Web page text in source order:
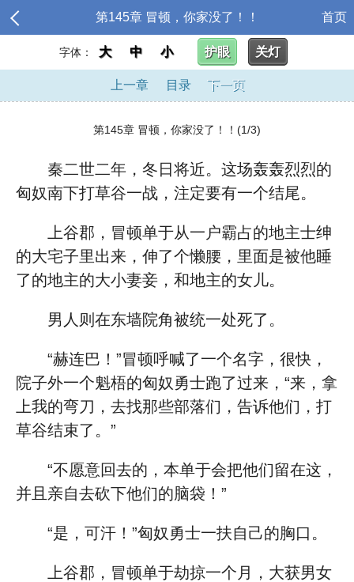
第145章 冒顿，你家没了！！ 首页
字体： 大 中 小 护眼 关灯
上一章 目录 下一页
第145章 冒顿，你家没了！！(1/3)
秦二世二年，冬日将近。这场轰轰烈烈的
匈奴南下打草谷一战，注定要有一个结尾。
上谷郡，冒顿单于从一户霸占的地主士绅
的大宅子里出来，伸了个懒腰，里面是被他睡
了的地主的大小妻妾，和地主的女儿。
男人则在东墙院角被统一处死了。
“赫连巴！”冒顿呼喊了一个名字，很快，
院子外一个魁梧的匈奴勇士跑了过来，“来，拿
上我的弯刀，去找那些部落们，告诉他们，打
草谷结束了。”
“不愿意回去的，本单于会把他们留在这，
并且亲自去砍下他们的脑袋！”
“是，可汗！”匈奴勇士一扶自己的胸口。
上谷郡，冒顿单于劫掠一个月，大获男女